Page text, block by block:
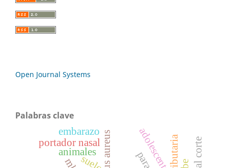
Open Journal Systems
Palabras clave
animales
portador nasal adolescente
embarazo
suelo